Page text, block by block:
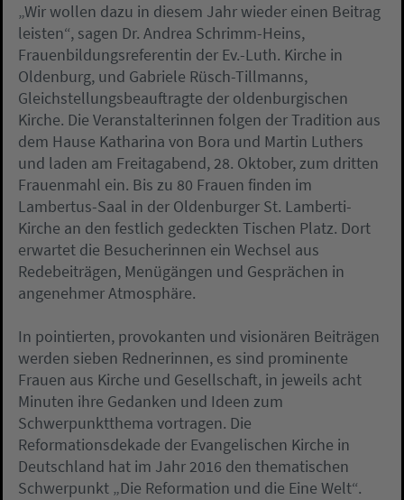
„Wir wollen dazu in diesem Jahr wieder einen Beitrag
leisten“, sagen Dr. Andrea Schrimm-Heins,
Frauenbildungsreferentin der Ev.-Luth. Kirche in
Oldenburg, und Gabriele Rüsch-Tillmanns,
Gleichstellungsbeauftragte der oldenburgischen
Kirche. Die Veranstalterinnen folgen der Tradition aus
dem Hause Katharina von Bora und Martin Luthers
und laden am Freitagabend, 28. Oktober, zum dritten
Frauenmahl ein. Bis zu 80 Frauen finden im
Lambertus-Saal in der Oldenburger St. Lamberti-
Kirche an den festlich gedeckten Tischen Platz. Dort
erwartet die Besucherinnen ein Wechsel aus
Redebeiträgen, Menügängen und Gesprächen in
angenehmer Atmosphäre.
In pointierten, provokanten und visionären Beiträgen
werden sieben Rednerinnen, es sind prominente
Frauen aus Kirche und Gesellschaft, in jeweils acht
Minuten ihre Gedanken und Ideen zum
Schwerpunktthema vortragen. Die
Reformationsdekade der Evangelischen Kirche in
Deutschland hat im Jahr 2016 den thematischen
Schwerpunkt „Die Reformation und die Eine Welt“.